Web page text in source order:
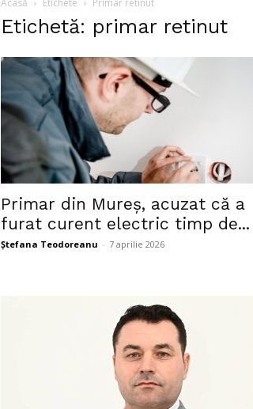
Acasă Etichete Primar retinut
Etichetă: primar retinut
Primar din Mureș, acuzat că a
furat curent electric timp de...
Ștefana Teodoreanu - 7 aprilie 2026